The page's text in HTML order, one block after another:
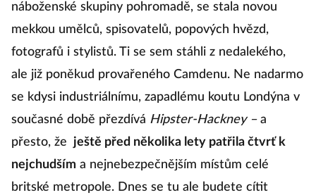
náboženské skupiny pohromadě, se stala novou
mekkou umělců, spisovatelů, popových hvězd,
fotografů i stylistů. Ti se sem stáhli z nedalekého,
ale již poněkud provařeného Camdenu. Ne nadarmo
se kdysi industriálnímu, zapadlému koutu Londýna v
současné době přezdívá Hipster-Hackney –a
přesto, že
ještě před několika lety patřila čtvrť k
nejchudším a nejnebezpečnějším místům celé
britské metropole. Dnes se tu ale budete cítit